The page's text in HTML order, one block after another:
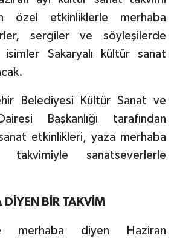
özel etkinliklerle merhaba
sergiler ve söyleşilerde
isimler Sakaryalı kültür sanat
Belediyesi Kültür Sanat ve
Başkanlığı tarafından
etkinlikleri, yaza merhaba
sanatseverlerle
BİR TAKVİM
merhaba diyen Haziran